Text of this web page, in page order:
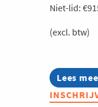
Niet-lid:
(excl. btw)
Lees
about
Boost
je